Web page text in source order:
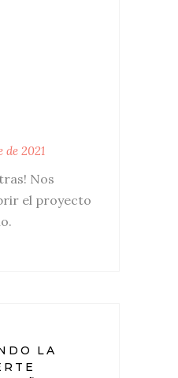
2021
Nos
el proyecto
LA